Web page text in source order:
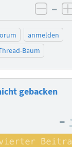
–
anmelden
Baum
gebacken
–